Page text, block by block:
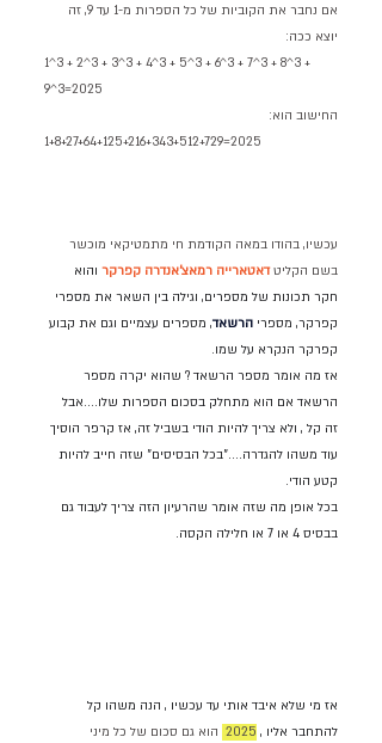
אם נחבר את הקוביות של כל הספרות מ-1 עד 9, זה
יוצא ככה:
1^3 + 2^3 + 3^3 + 4^3 + 5^3 + 6^3 + 7^3 + 8^3 +
9^3=2025
החישוב הוא:
1+8+27+64+125+216+343+512+729=2025
עכשיו, בהודו במאה הקודמת חי מתמטיקאי מוכשר
בשם הקליט דאטארייה רמאצ'אנדרה קפרקר והוא
חקר תכונות של מספרים, וגילה בין השאר את מספרי
קפרקר, מספרי הרשאד, מספרים עצמיים וגם את קבוע
קפרקר הנקרא על שמו.
אז מה אומר מספר הרשאד ? שהוא יקרה מספר
הרשאד אם הוא מתחלק בסכום הספרות שלו....אבל
זה קל , ולא צריך להיות הודי בשביל זה, אז קרפר הוסיך
עוד משהו להגדרה...."בכל הבסיסים" שזה חייב להיות
קטע הודי.
בכל אופן מה שזה אומר שהרעיון הזה צריך לעבוד גם
בבסיס 4 או 7 או חלילה הקסה.
אז מי שלא איבד אותי עד עכשיו , הנה משהו קל
להתחבר אליו , 2025 הוא גם סכום של כל מיני